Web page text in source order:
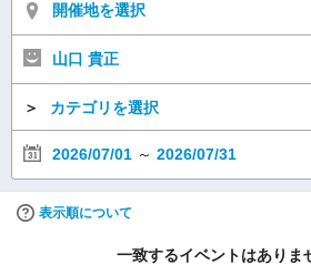
開催地を選択
山口 貴正
＞ カテゴリを選択
2026/07/01 ～ 2026/07/31
表示順について
一致するイベントはありま